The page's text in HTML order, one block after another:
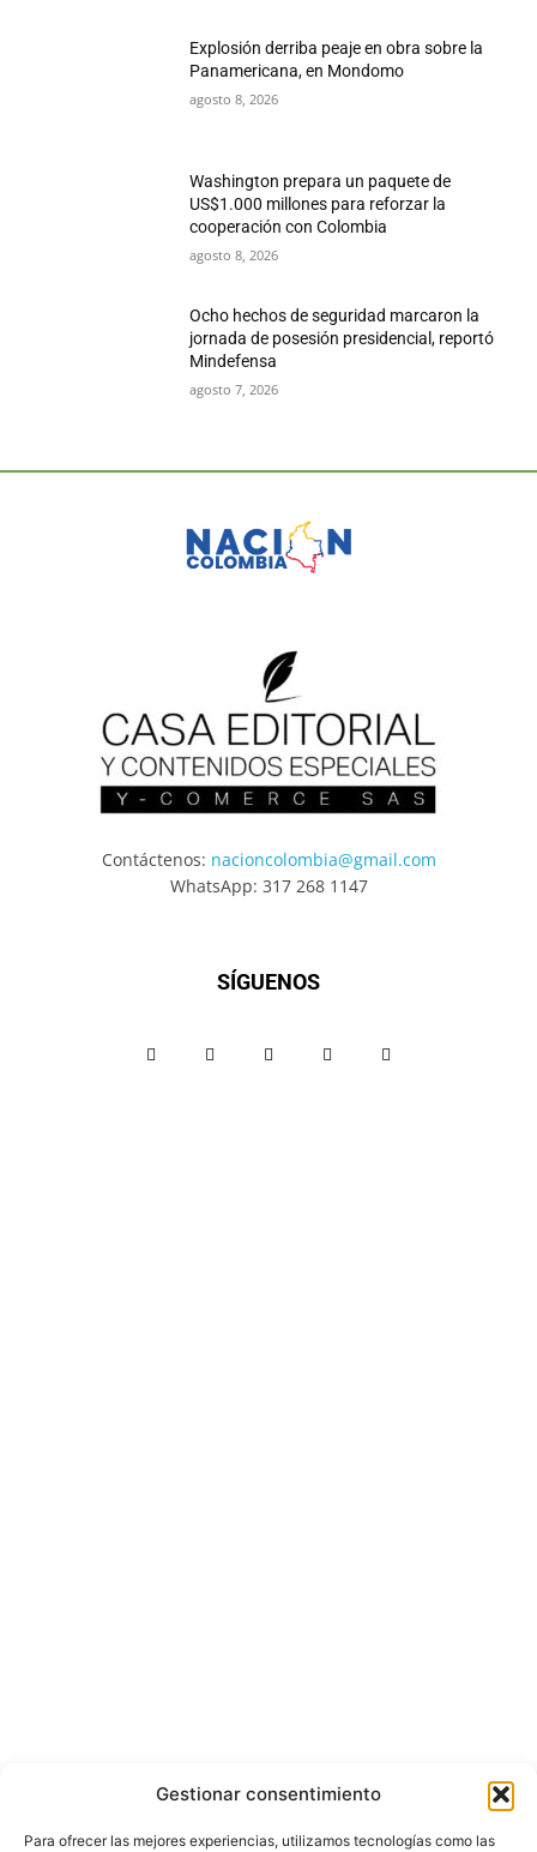
Gestionar consentimiento
Para ofrecer las mejores experiencias, utilizamos tecnologías como las
Explosión derriba peaje en obra sobre la
Panamericana, en Mondomo
agosto 8, 2026
Washington prepara un paquete de
US$1.000 millones para reforzar la
cooperación con Colombia
agosto 8, 2026
Ocho hechos de seguridad marcaron la
jornada de posesión presidencial, reportó
Mindefensa
agosto 7, 2026
Contáctenos: nacioncolombia@gmail.com
WhatsApp: 317 268 1147
SÍGUENOS